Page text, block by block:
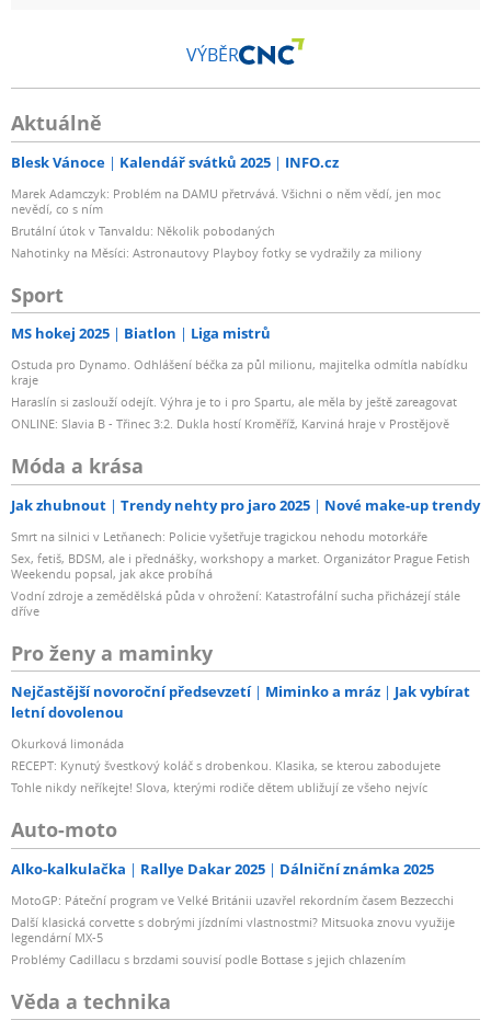
VÝBĚR
Aktuálně
Blesk Vánoce Kalendář svátků 2025 INFO.cz
Marek Adamczyk: Problém na DAMU přetrvává. Všichni o něm vědí, jen moc
nevědí, co s ním
Brutální útok v Tanvaldu: Několik pobodaných
Nahotinky na Měsíci: Astronautovy Playboy fotky se vydražily za miliony
Sport
MS hokej 2025 Biatlon Liga mistrů
Ostuda pro Dynamo. Odhlášení béčka za půl milionu, majitelka odmítla nabídku
kraje
Haraslín si zaslouží odejít. Výhra je to i pro Spartu, ale měla by ještě zareagovat
ONLINE: Slavia B - Třinec 3:2. Dukla hostí Kroměříž, Karviná hraje v Prostějově
Móda a krása
Jak zhubnout Trendy nehty pro jaro 2025 Nové make-up trendy
Smrt na silnici v Letňanech: Policie vyšetřuje tragickou nehodu motorkáře
Sex, fetiš, BDSM, ale i přednášky, workshopy a market. Organizátor Prague Fetish
Weekendu popsal, jak akce probíhá
Vodní zdroje a zemědělská půda v ohrožení: Katastrofální sucha přicházejí stále
dříve
Pro ženy a maminky
Nejčastější novoroční předsevzetí Miminko a mráz
Jak vybírat
letní dovolenou
Okurková limonáda
RECEPT: Kynutý švestkový koláč s drobenkou. Klasika, se kterou zabodujete
Tohle nikdy neříkejte! Slova, kterými rodiče dětem ubližují ze všeho nejvíc
Auto-moto
Alko-kalkulačka Rallye Dakar 2025 Dálniční známka 2025
MotoGP: Páteční program ve Velké Británii uzavřel rekordním časem Bezzecchi
Další klasická corvette s dobrými jízdními vlastnostmi? Mitsuoka znovu využije
legendární MX-5
Problémy Cadillacu s brzdami souvisí podle Bottase s jejich chlazením
Věda a technika